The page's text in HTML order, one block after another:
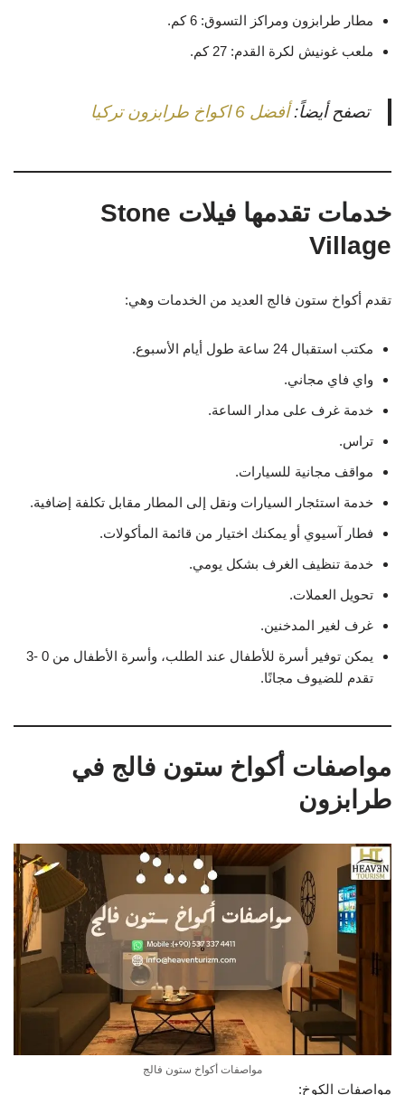
مطار طرابزون ومراكز التسوق: 6 كم.
ملعب غونيش لكرة القدم: 27 كم.
تصفح أيضاً:أفضل 6 اكواخ طرابزون تركيا
خدمات تقدمها فيلات Stone
Village
تقدم أكواخ ستون فالج العديد من الخدمات وهي:
مكتب استقبال 24 ساعة طول أيام الأسبوع.
واي فاي مجاني.
خدمة غرف على مدار الساعة.
تراس.
مواقف مجانية للسيارات.
خدمة استئجار السيارات ونقل إلى المطار مقابل تكلفة إضافية.
فطار آسيوي أو يمكنك اختيار من قائمة المأكولات.
خدمة تنظيف الغرف بشكل يومي.
تحويل العملات.
غرف لغير المدخنين.
يمكن توفير أسرة للأطفال عند الطلب، وأسرة الأطفال من 0 -3
تقدم للضيوف مجانًا.
مواصفات أكواخ ستون فالج في
طرابزون
مواصفات أكواخ ستون فالج
مواصفات الكوخ: